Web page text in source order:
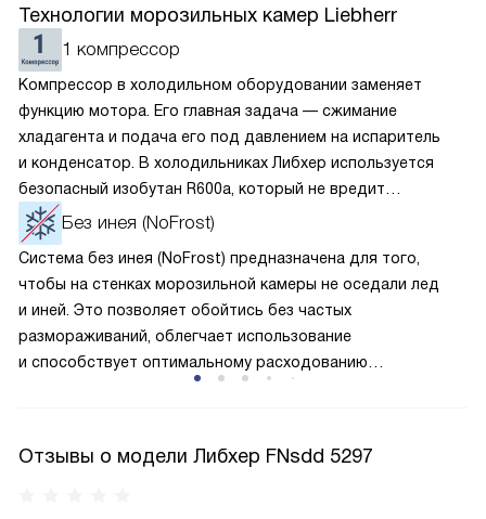
Технологии морозильных камер Liebherr
1 компрессор
Компрессор в холодильном оборудовании заменяет
функцию мотора. Его главная задача — сжимание
хладагента и подача его под давлением на испаритель
и конденсатор. В холодильниках Либхер используется
безопасный изобутан R600a, который не вредит
окружающей среде. Компрессор перегоняет его
по охладительному контуру по принципу насоса. Чем
лучше работает «мотор» прибора, тем качественнее
и быстрее происходит охлаждение, затрачивается
меньше электроэнергии.
Без инея (NoFrost)
Система без инея (NoFrost) предназначена для того,
чтобы на стенках морозильной камеры не оседали лед
и иней. Это позволяет обойтись без частых
размораживаний, облегчает использование
и способствует оптимальному расходованию
камеры.
Отзывы о модели Либхер FNsdd 5297